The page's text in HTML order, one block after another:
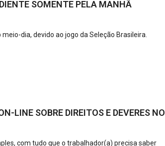
SOMENTE PELA MANHÃ
dia, devido ao jogo da Seleção Brasileira.
LINE SOBRE DIREITOS E DEVERES NO
com tudo que o trabalhador(a) precisa saber